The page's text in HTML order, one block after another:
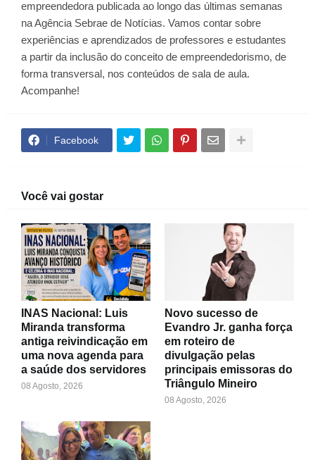
empreendedora publicada ao longo das últimas semanas
na Agência Sebrae de Notícias. Vamos contar sobre
experiências e aprendizados de professores e estudantes
a partir da inclusão do conceito de empreendedorismo, de
forma transversal, nos conteúdos de sala de aula.
Acompanhe!
Facebook
Você vai gostar
INAS Nacional: Luis
Miranda transforma
antiga reivindicação em
uma nova agenda para
a saúde dos servidores
08 Agosto, 2026
Novo sucesso de
Evandro Jr. ganha força
em roteiro de
divulgação pelas
principais emissoras do
Triângulo Mineiro
08 Agosto, 2026